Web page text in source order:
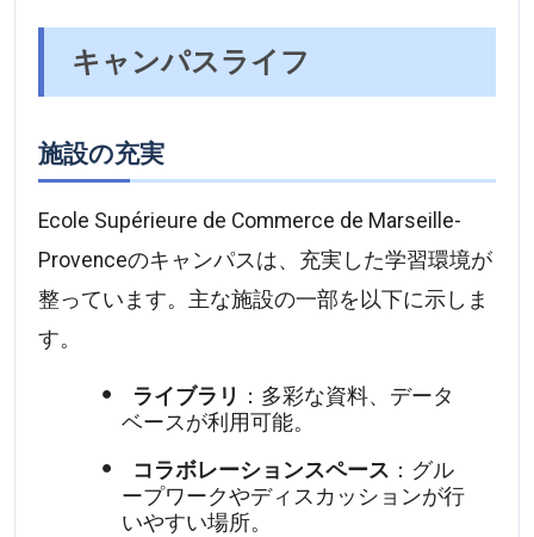
キャンパスライフ
施設の充実
Ecole Supérieure de Commerce de Marseille-
Provenceのキャンパスは、充実した学習環境が
整っています。主な施設の一部を以下に示しま
す。
ライブラリ ：多彩な資料、データ
ベースが利用可能。
コラボレーションスペース ：グル
ープワークやディスカッションが行
いやすい場所。